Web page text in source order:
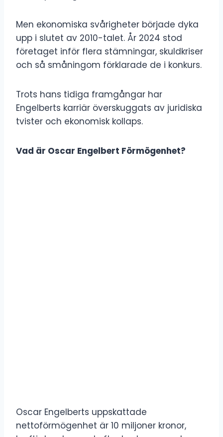
Men ekonomiska svårigheter började dyka
upp i slutet av 2010-talet. År 2024 stod
företaget inför flera stämningar, skuldkriser
och så småningom förklarade de i konkurs.
Trots hans tidiga framgångar har
Engelberts karriär överskuggats av juridiska
tvister och ekonomisk kollaps.
Vad är Oscar Engelbert Förmögenhet?
Oscar Engelberts uppskattade
nettoförmögenhet är 10 miljoner kronor,